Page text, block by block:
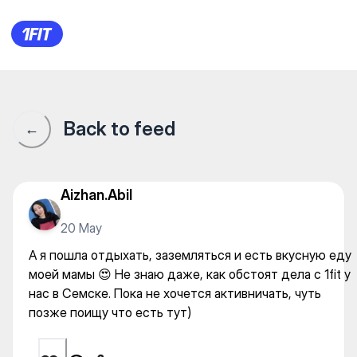
А я пошла отдыхать,
← Back to feed
Aizhan.Abil
20 May
А я пошла отдыхать, заземляться и есть вкусную еду
моей мамы 😍 Не знаю даже, как обстоят дела с 1fit у
нас в Семске. Пока не хочется активничать, чуть
позже поищу что есть тут)